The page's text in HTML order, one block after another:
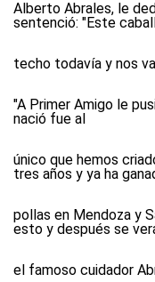
Alberto Abrales, le
sentenció: "Este
techo todavía y nos
"A Primer Amigo le
nació fue al
único que hemos
tres años y ya ha
pollas en Mendoza y
esto y después se
el famoso cuidador